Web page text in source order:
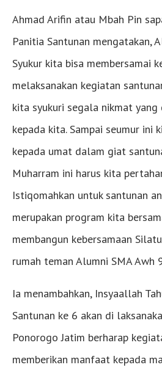
Ahmad Arifin atau Mbah Pin
Panitia Santunan mengatakan,
Syukur kita bisa membersamai
melaksanakan kegiatan
kita syukuri segala nikmat
kepada kita. Sampai seumur ini
kepada umat dalam giat
Muharram ini harus kita
Istiqomahkan untuk santunan
merupakan program kita
membangun kebersamaan
rumah teman Alumni SMA Awh
Ia menambahkan, Insyaallah
Santunan ke 6 akan di
Ponorogo Jatim berharap
memberikan manfaat kepada